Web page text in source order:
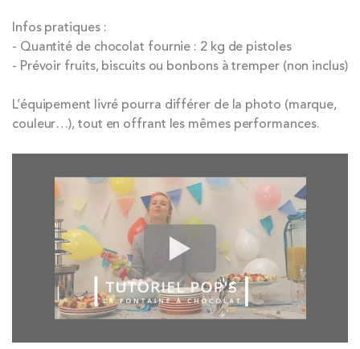
Infos pratiques :
- Quantité de chocolat fournie : 2 kg de pistoles
- Prévoir fruits, biscuits ou bonbons à tremper (non inclus)
L’équipement livré pourra différer de la photo (marque,
couleur…), tout en offrant les mêmes performances.